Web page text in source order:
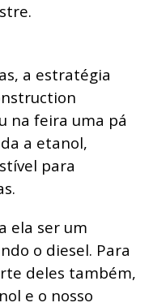
a estratégia
na feira uma pá
a etanol,
para
ela ser um
o diesel. Para
deles também,
e o nosso